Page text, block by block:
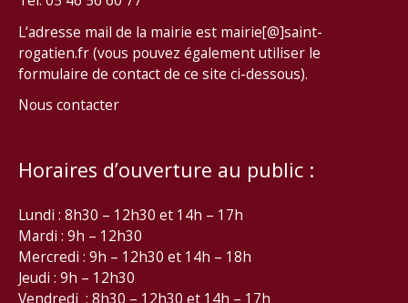
L’adresse mail de la mairie est mairie[@]saint-
rogatien.fr (vous pouvez également utiliser le
formulaire de contact de ce site ci-dessous).
Nous contacter
Horaires d’ouverture au public :
Lundi : 8h30 – 12h30 et 14h – 17h
Mardi : 9h – 12h30
Mercredi : 9h – 12h30 et 14h – 18h
Jeudi : 9h – 12h30
Vendredi : 8h30 – 12h30 et 14h – 17h